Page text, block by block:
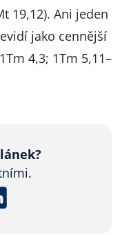
19,12). Ani jeden
jako cennější
4,3; 1Tm 5,11–